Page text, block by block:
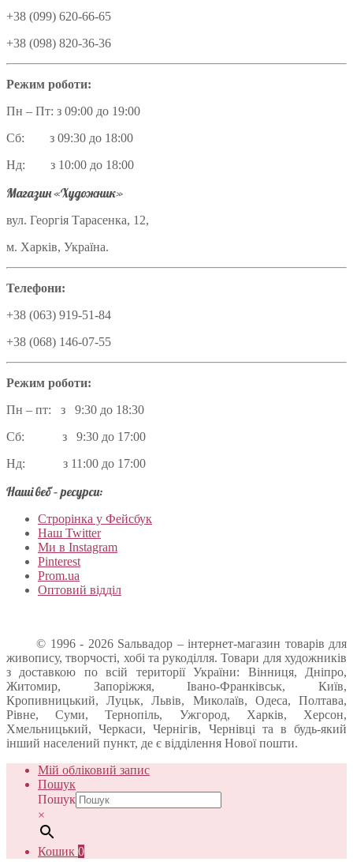
+38 (099) 620-66-65
+38 (098) 820-36-36
Режим роботи:
Пн – Пт: з 09:00 до 19:00
Сб: з 09:30 до 18:00
Нд: з 10:00 до 18:00
Магазин «Художник»
вул. Георгія Тарасенка, 12,
м. Харків, Україна.
Телефони:
+38 (063) 919-51-84
+38 (068) 146-07-55
Режим роботи:
Пн – пт: з 9:30 до 18:30
Сб: з 9:30 до 17:00
Нд: з 11:00 до 17:00
Наші веб – ресурси:
Строрінка у Фейсбук
Наш Twitter
Ми в Instagram
Pinterest
Prom.ua
Оптовий відділ
© 1996 - 2026 Sальвадор – інтернет-магазин товарів для
живопису, творчості, хобі та рукоділля. Товари для художників
з доставкою по всій території України: Вінниця, Дніпро,
Житомир, Запоріжжя, Івано-Франківськ, Київ,
Кропивницький, Луцьк, Львів, Миколаїв, Одеса, Полтава,
Рівне, Суми, Тернопіль, Ужгород, Харків, Херсон,
Хмельницький, Черкаси, Чернігів, Чернівці та в будь-який
інший населений пункт, де є відділення Нової пошти.
Мій обліковий запис
Пошук
Пошук
×
Кошик 0